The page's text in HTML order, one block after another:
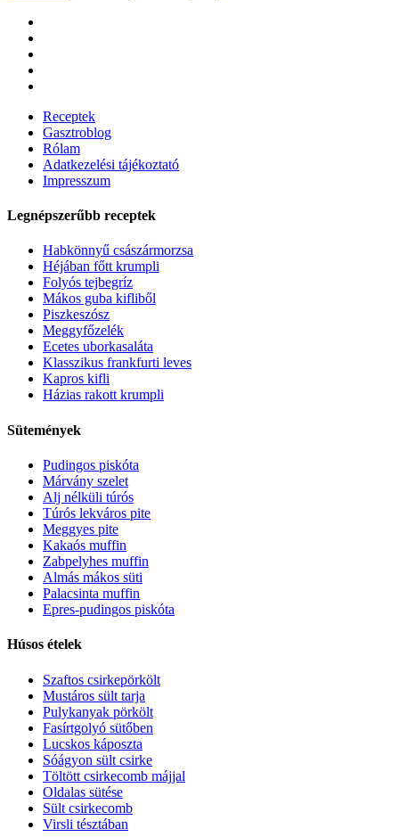
Receptek
Gasztroblog
Rólam
Adatkezelési tájékoztató
Impresszum
Legnépszerűbb receptek
Habkönnyű császármorzsa
Héjában főtt krumpli
Folyós tejbegríz
Mákos guba kifliből
Piszkeszósz
Meggyfőzelék
Ecetes uborkasaláta
Klasszikus frankfurti leves
Kapros kifli
Házias rakott krumpli
Sütemények
Pudingos piskóta
Márvány szelet
Alj nélküli túrós
Túrós lekváros pite
Meggyes pite
Kakaós muffin
Zabpelyhes muffin
Almás mákos süti
Palacsinta muffin
Epres-pudingos piskóta
Húsos ételek
Szaftos csirkepörkölt
Mustáros sült tarja
Pulykanyak pörkölt
Fasírtgolyó sütőben
Lucskos káposzta
Sóágyon sült csirke
Töltött csirkecomb májjal
Oldalas sütése
Sült csirkecomb
Virsli tésztában